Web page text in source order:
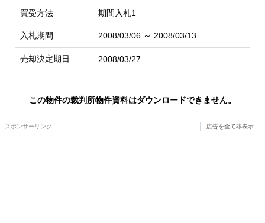
買受方法 期間入札1
入札期間 2008/03/06 ～ 2008/03/13
売却決定期日 2008/03/27
この物件の裁判所物件資料はダウンロードできません。
スポンサーリンク 広告を全て非表示